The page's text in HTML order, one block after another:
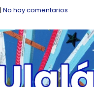
|No hay comentarios